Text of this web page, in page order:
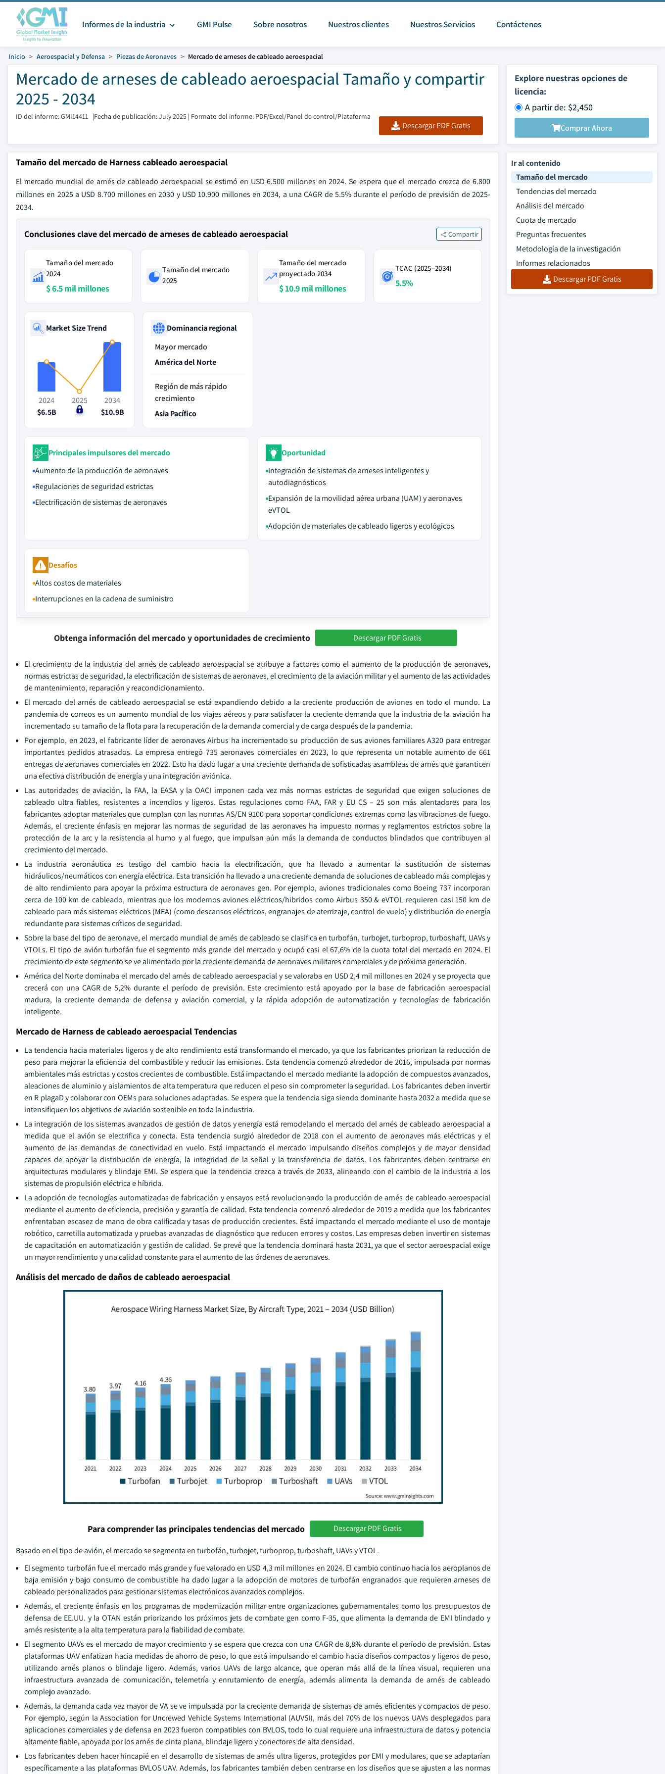
Informes de la industria GMI Pulse Sobre nosotros Nuestros clientes Nuestros Servicios Contáctenos
Inicio Aeroespacial y Defensa Piezas de Aeronaves Mercado de arneses de cableado aeroespacial
Mercado de arneses de cableado aeroespacial Tamaño y compartir
2025 - 2034
ID del informe: GMI14411 |Fecha de publicación: July 2025 | Formato del informe: PDF/Excel/Panel de control/Plataforma
Descargar PDF Gratis
Explore nuestras opciones de
licencia:
A partir de: $2,450
Comprar Ahora
Tamaño del mercado de Harness cableado aeroespacial
El mercado mundial de arnés de cableado aeroespacial se estimó en USD 6.500 millones en 2024. Se espera que el mercado crezca de 6.800
millones en 2025 a USD 8.700 millones en 2030 y USD 10.900 millones en 2034, a una CAGR de 5.5% durante el período de previsión de 2025-
2034.
Conclusiones clave del mercado de arneses de cableado aeroespacial Compartir
Tamaño del mercado
2024
$ 6.5 mil millones
Tamaño del mercado
2025
Tamaño del mercado
proyectado 2034
$ 10.9 mil millones
TCAC (2025–2034)
5.5%
Market Size Trend
2024
$6.5B
2025
$0
2034
$10.9B
Dominancia regional
Mayor mercado
América del Norte
Región de más rápido
crecimiento
Asia Pacífico
Principales impulsores del mercado
Aumento de la producción de aeronaves
Regulaciones de seguridad estrictas
Electrificación de sistemas de aeronaves
Oportunidad
Integración de sistemas de arneses inteligentes y
autodiagnósticos
Expansión de la movilidad aérea urbana (UAM) y aeronaves
eVTOL
Adopción de materiales de cableado ligeros y ecológicos
Desafíos
Altos costos de materiales
Interrupciones en la cadena de suministro
Obtenga información del mercado y oportunidades de crecimiento Descargar PDF Gratis
El crecimiento de la industria del arnés de cableado aeroespacial se atribuye a factores como el aumento de la producción de aeronaves,
normas estrictas de seguridad, la electrificación de sistemas de aeronaves, el crecimiento de la aviación militar y el aumento de las actividades
de mantenimiento, reparación y reacondicionamiento.
El mercado del arnés de cableado aeroespacial se está expandiendo debido a la creciente producción de aviones en todo el mundo. La
pandemia de correos es un aumento mundial de los viajes aéreos y para satisfacer la creciente demanda que la industria de la aviación ha
incrementado su tamaño de la flota para la recuperación de la demanda comercial y de carga después de la pandemia.
Por ejemplo, en 2023, el fabricante líder de aeronaves Airbus ha incrementado su producción de sus aviones familiares A320 para entregar
importantes pedidos atrasados. La empresa entregó 735 aeronaves comerciales en 2023, lo que representa un notable aumento de 661
entregas de aeronaves comerciales en 2022. Esto ha dado lugar a una creciente demanda de sofisticadas asambleas de arnés que garanticen
una efectiva distribución de energía y una integración aviónica.
Las autoridades de aviación, la FAA, la EASA y la OACI imponen cada vez más normas estrictas de seguridad que exigen soluciones de
cableado ultra fiables, resistentes a incendios y ligeros. Estas regulaciones como FAA, FAR y EU CS – 25 son más alentadores para los
fabricantes adoptar materiales que cumplan con las normas AS/EN 9100 para soportar condiciones extremas como las vibraciones de fuego.
Además, el creciente énfasis en mejorar las normas de seguridad de las aeronaves ha impuesto normas y reglamentos estrictos sobre la
protección de la arc y la resistencia al humo y al fuego, que impulsan aún más la demanda de conductos blindados que contribuyen al
crecimiento del mercado.
La industria aeronáutica es testigo del cambio hacia la electrificación, que ha llevado a aumentar la sustitución de sistemas
hidráulicos/neumáticos con energía eléctrica. Esta transición ha llevado a una creciente demanda de soluciones de cableado más complejas y
de alto rendimiento para apoyar la próxima estructura de aeronaves gen. Por ejemplo, aviones tradicionales como Boeing 737 incorporan
cerca de 100 km de cableado, mientras que los modernos aviones eléctricos/hibridos como Airbus 350 & eVTOL requieren casi 150 km de
cableado para más sistemas eléctricos (MEA) (como descansos eléctricos, engranajes de aterrizaje, control de vuelo) y distribución de energía
redundante para sistemas críticos de seguridad.
Sobre la base del tipo de aeronave, el mercado mundial de arnés de cableado se clasifica en turbofán, turbojet, turboprop, turboshaft, UAVs y
VTOLs. El tipo de avión turbofán fue el segmento más grande del mercado y ocupó casi el 67,6% de la cuota total del mercado en 2024. El
crecimiento de este segmento se ve alimentado por la creciente demanda de aeronaves militares comerciales y de próxima generación.
América del Norte dominaba el mercado del arnés de cableado aeroespacial y se valoraba en USD 2,4 mil millones en 2024 y se proyecta que
crecerá con una CAGR de 5,2% durante el período de previsión. Este crecimiento está apoyado por la base de fabricación aeroespacial
madura, la creciente demanda de defensa y aviación comercial, y la rápida adopción de automatización y tecnologías de fabricación
inteligente.
Mercado de Harness de cableado aeroespacial Tendencias
La tendencia hacia materiales ligeros y de alto rendimiento está transformando el mercado, ya que los fabricantes priorizan la reducción de
peso para mejorar la eficiencia del combustible y reducir las emisiones. Esta tendencia comenzó alrededor de 2016, impulsada por normas
ambientales más estrictas y costos crecientes de combustible. Está impactando el mercado mediante la adopción de compuestos avanzados,
aleaciones de aluminio y aislamientos de alta temperatura que reducen el peso sin comprometer la seguridad. Los fabricantes deben invertir
en R plagaD y colaborar con OEMs para soluciones adaptadas. Se espera que la tendencia siga siendo dominante hasta 2032 a medida que se
intensifiquen los objetivos de aviación sostenible en toda la industria.
La integración de los sistemas avanzados de gestión de datos y energía está remodelando el mercado del arnés de cableado aeroespacial a
medida que el avión se electrifica y conecta. Esta tendencia surgió alrededor de 2018 con el aumento de aeronaves más eléctricas y el
aumento de las demandas de conectividad en vuelo. Está impactando el mercado impulsando diseños complejos y de mayor densidad
capaces de apoyar la distribución de energía, la integridad de la señal y la transferencia de datos. Los fabricantes deben centrarse en
arquitecturas modulares y blindaje EMI. Se espera que la tendencia crezca a través de 2033, alineando con el cambio de la industria a los
sistemas de propulsión eléctrica e híbrida.
La adopción de tecnologías automatizadas de fabricación y ensayos está revolucionando la producción de arnés de cableado aeroespacial
mediante el aumento de eficiencia, precisión y garantía de calidad. Esta tendencia comenzó alrededor de 2019 a medida que los fabricantes
enfrentaban escasez de mano de obra calificada y tasas de producción crecientes. Está impactando el mercado mediante el uso de montaje
robótico, carretilla automatizada y pruebas avanzadas de diagnóstico que reducen errores y costos. Las empresas deben invertir en sistemas
de capacitación en automatización y gestión de calidad. Se prevé que la tendencia dominará hasta 2031, ya que el sector aeroespacial exige
un mayor rendimiento y una calidad constante para el aumento de las órdenes de aeronaves.
Análisis del mercado de daños de cableado aeroespacial
Para comprender las principales tendencias del mercado Descargar PDF Gratis
Basado en el tipo de avión, el mercado se segmenta en turbofán, turbojet, turboprop, turboshaft, UAVs y VTOL.
El segmento turbofán fue el mercado más grande y fue valorado en USD 4,3 mil millones en 2024. El cambio continuo hacia los aeroplanos de
baja emisión y bajo consumo de combustible ha dado lugar a la adopción de motores de turbofán engranados que requieren arneses de
cableado personalizados para gestionar sistemas electrónicos avanzados complejos.
Además, el creciente énfasis en los programas de modernización militar entre organizaciones gubernamentales como los presupuestos de
defensa de EE.UU. y la OTAN están priorizando los próximos jets de combate gen como F-35, que alimenta la demanda de EMI blindado y
arnés resistente a la alta temperatura para la fiabilidad de combate.
El segmento UAVs es el mercado de mayor crecimiento y se espera que crezca con una CAGR de 8,8% durante el período de previsión. Estas
plataformas UAV enfatizan hacia medidas de ahorro de peso, lo que está impulsando el cambio hacia diseños compactos y ligeros de peso,
utilizando arnés planos o blindaje ligero. Además, varios UAVs de largo alcance, que operan más allá de la línea visual, requieren una
infraestructura avanzada de comunicación, telemetría y enrutamiento de energía, además alimenta la demanda de arnés de cableado
complejo avanzado.
Además, la demanda cada vez mayor de VA se ve impulsada por la creciente demanda de sistemas de arnés eficientes y compactos de peso.
Por ejemplo, según la Association for Uncrewed Vehicle Systems International (AUVSI), más del 70% de los nuevos UAVs desplegados para
aplicaciones comerciales y de defensa en 2023 fueron compatibles con BVLOS, todo lo cual requiere una infraestructura de datos y potencia
altamente fiable, apoyada por los arnés de cinta plana, blindaje ligero y conectores de alta densidad.
Los fabricantes deben hacer hincapié en el desarrollo de sistemas de arnés ultra ligeros, protegidos por EMI y modulares, que se adaptarían
específicamente a las plataformas BVLOS UAV. Además, los fabricantes también deben centrarse en los diseños que se ajusten a las normas
Ir al contenido
Tamaño del mercado
Tendencias del mercado
Análisis del mercado
Cuota de mercado
Preguntas frecuentes
Metodología de la investigación
Informes relacionados
Descargar PDF Gratis